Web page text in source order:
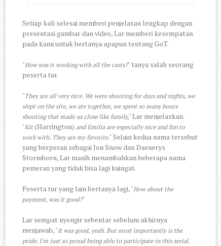
Setiap kali selesai memberi penjelasan lengkap dengan
presentasi gambar dan video, Lar memberi kesempatan
pada kami untuk bertanya apapun tentang GoT.
"How was it working with all the casts?" tanya salah seorang
peserta tur.
"They are all very nice. We were shooting for days and nights, we
slept on the site, we ate together, we spent so many hours
shooting that made us close like family," Lar menjelaskan.
"Kit(Harrington) and Emilia are especially nice and fun to
work with. They are my favorite." Selain kedua nama tersebut
yang berperan sebagai Jon Snow dan Daenerys
Stormborn, Lar masih menambahkan beberapa nama
pemeran yang tidak bisa lagi kuingat.
Peserta tur yang lain bertanya lagi, "How about the
payment, was it good?"
Lar sempat nyengir sebentar sebelum akhirnya
menjawab, "It was good, yeah. But most importantly is the
pride. I'm just so proud being able to participate in this serial.